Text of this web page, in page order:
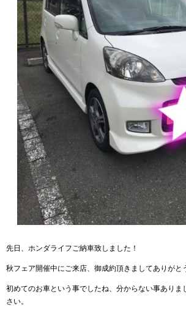
先日、ホンダライフご納車致しました！
秋フェア開催中にご来店、御成約頂きましてありがと
初めてのお車という事でしたね、分からない事ありま
さい。